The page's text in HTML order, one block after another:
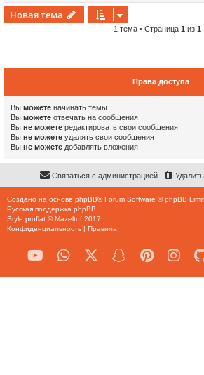
Новая тема
1 тема • Страница 1 из 1
Права доступа
Вы можете начинать темы
Вы можете отвечать на сообщения
Вы не можете редактировать свои сообщения
Вы не можете удалять свои сообщения
Вы не можете добавлять вложения
Связаться с администрацией
Создано на основе phpBB® Forum Software © phpBB
Русская поддержка phpBB
Style proflat ©Mazeltof 2017
Конфиденциальность | Правила